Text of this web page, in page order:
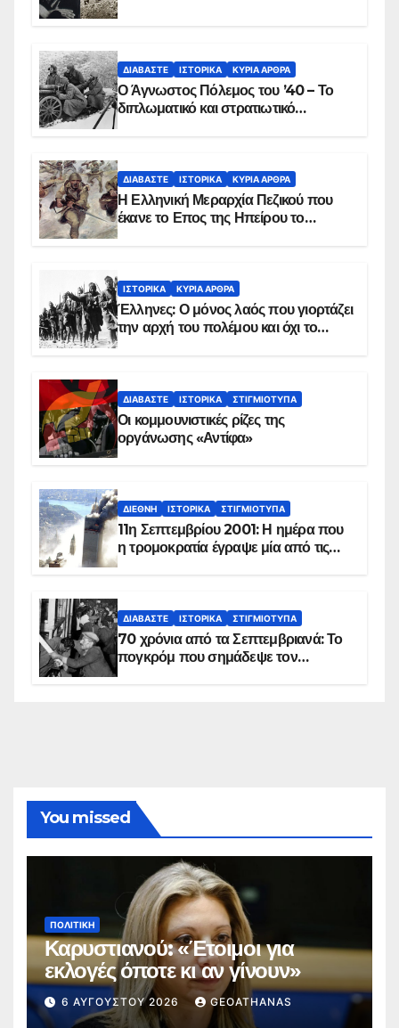
ΔΙΑΒΆΣΤΕ ΙΣΤΟΡΙΚΆ ΚΥΡΙΑ ΑΡΘΡΑ
Ο Άγνωστος Πόλεμος του ’40 – Το
διπλωματικό και στρατιωτικό
ΔΙΑΒΆΣΤΕ ΙΣΤΟΡΙΚΆ ΚΥΡΙΑ ΑΡΘΡΑ
Η Ελληνική Μεραρχία Πεζικού που
έκανε το Επος της Ηπείρου το
ΙΣΤΟΡΙΚΆ ΚΥΡΙΑ ΑΡΘΡΑ
Έλληνες: Ο μόνος λαός που γιορτάζει
την αρχή του πολέμου και όχι το
ΔΙΑΒΆΣΤΕ ΙΣΤΟΡΙΚΆ ΣΤΙΓΜΙΌΤΥΠΑ
Οι κομμουνιστικές ρίζες της
οργάνωσης «Αντίφα»
ΔΙΕΘΝΉ ΙΣΤΟΡΙΚΆ ΣΤΙΓΜΙΌΤΥΠΑ
11η Σεπτεμβρίου 2001: Η ημέρα που
η τρομοκρατία έγραψε μία από τις
ΔΙΑΒΆΣΤΕ ΙΣΤΟΡΙΚΆ ΣΤΙΓΜΙΌΤΥΠΑ
70 χρόνια από τα Σεπτεμβριανά: Το
πογκρόμ που σημάδεψε τον
You missed
ΠΟΛΙΤΙΚΉ
Καρυστιανού: «Έτοιμοι για
εκλογές όποτε κι αν γίνουν»
6 ΑΥΓΟΎΣΤΟΥ 2026 GEOATHANAS